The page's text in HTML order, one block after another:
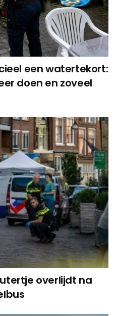
een watertekort:
doen en zoveel
overlijdt na